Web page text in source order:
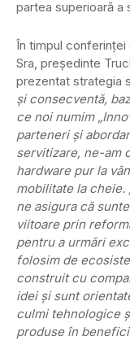
partea superioară a
În timpul conferinței
Sra, președinte
prezentat strategia
și consecventă,
ce noi numim
parteneri și
servitizare, ne-am
hardware pur la
mobilitate la cheie.
ne asigura că
viitoare prin
pentru a urmări
folosim de
construit cu
idei și sunt
culmi tehnologice
produse în